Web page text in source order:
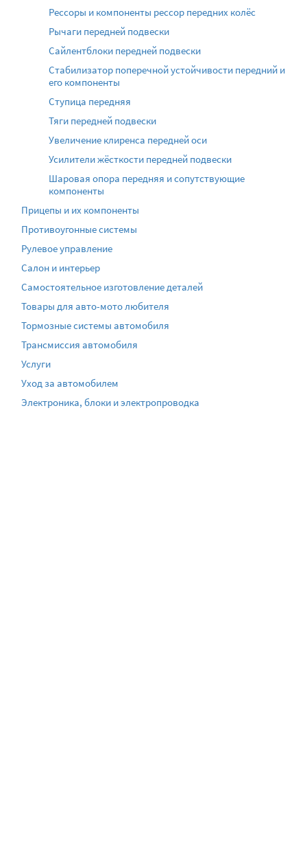
Рессоры и компоненты рессор передних колёс
Рычаги передней подвески
Сайлентблоки передней подвески
Стабилизатор поперечной устойчивости передний и
его компоненты
Ступица передняя
Тяги передней подвески
Увеличение клиренса передней оси
Усилители жёсткости передней подвески
Шаровая опора передняя и сопутствующие
компоненты
Прицепы и их компоненты
Противоугонные системы
Рулевое управление
Салон и интерьер
Самостоятельное изготовление деталей
Товары для авто-мото любителя
Тормозные системы автомобиля
Трансмиссия автомобиля
Услуги
Уход за автомобилем
Электроника, блоки и электропроводка